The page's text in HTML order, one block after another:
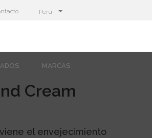
Perú
MARCAS
Cream
el envejecimiento